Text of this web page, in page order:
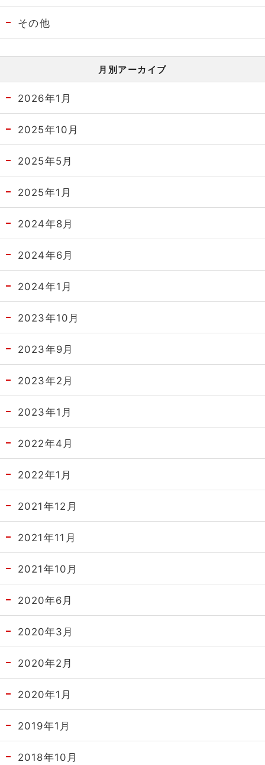
その他
月別アーカイブ
2026年1月
2025年10月
2025年5月
2025年1月
2024年8月
2024年6月
2024年1月
2023年10月
2023年9月
2023年2月
2023年1月
2022年4月
2022年1月
2021年12月
2021年11月
2021年10月
2020年6月
2020年3月
2020年2月
2020年1月
2019年1月
2018年10月